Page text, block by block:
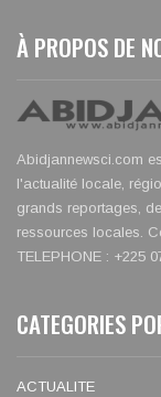
À PROPOS DE
Abidjannewsci.com
l'actualité locale,
grands reportages,
ressources locales.
TELEPHONE : +225
CATEGORIES
ACTUALITE